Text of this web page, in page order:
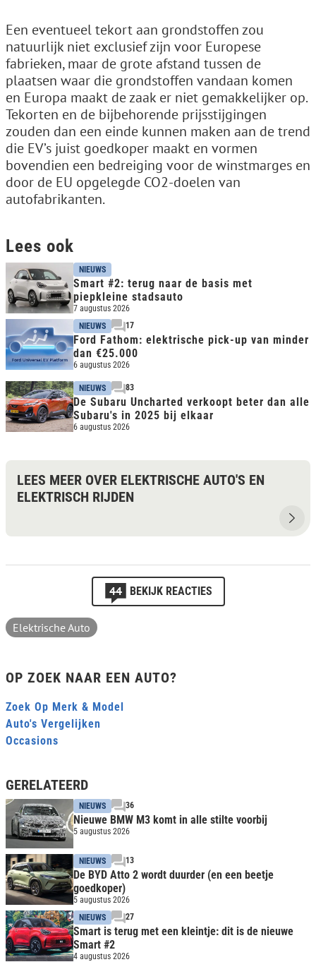
Een eventueel tekort aan grondstoffen zou
natuurlijk niet exclusief zijn voor Europese
fabrieken, maar de grote afstand tussen de
plaatsen waar die grondstoffen vandaan komen
en Europa maakt de zaak er niet gemakkelijker op.
Tekorten en de bijbehorende prijsstijgingen
zouden dan een einde kunnen maken aan de trend
die EV’s juist goedkoper maakt en vormen
bovendien een bedreiging voor de winstmarges en
door de EU opgelegde CO2-doelen van
autofabrikanten.
Lees ook
NIEUWS
Smart #2: terug naar de basis met
piepkleine stadsauto
7 augustus 2026
NIEUWS
17
Ford Fathom: elektrische pick-up van minder
dan €25.000
6 augustus 2026
NIEUWS 83
De Subaru Uncharted verkoopt beter dan alle
Subaru's in 2025 bij elkaar
6 augustus 2026
LEES MEER OVER ELEKTRISCHE AUTO'S EN
ELEKTRISCH RIJDEN
44 BEKIJK REACTIES
Elektrische Auto
OP ZOEK NAAR EEN AUTO?
Zoek Op Merk & Model
Auto's Vergelijken
Occasions
GERELATEERD
NIEUWS 36
Nieuwe BMW M3 komt in alle stilte voorbij
5 augustus 2026
NIEUWS 13
De BYD Atto 2 wordt duurder (en een beetje
goedkoper)
5 augustus 2026
NIEUWS
27
Smart is terug met een kleintje: dit is de nieuwe
Smart #2
4 augustus 2026